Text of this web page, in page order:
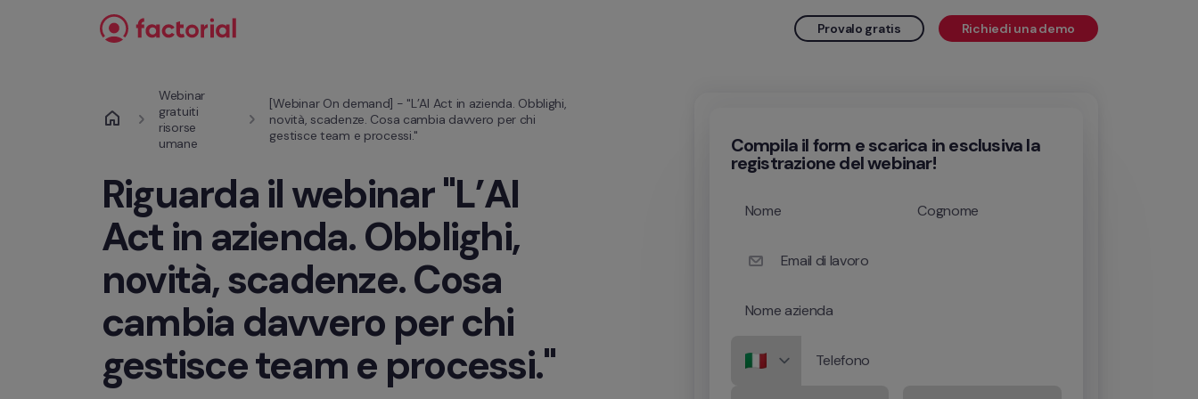
Provalo gratis Richiedi una demo
Webinar
gratuiti
risorse
umane
[Webinar On demand] - "L’AI Act in azienda. Obblighi,
novità, scadenze. Cosa cambia davvero per chi
gestisce team e processi."
Riguarda il webinar "L’AI
Act in azienda. Obblighi,
novità, scadenze. Cosa
cambia davvero per chi
gestisce team e processi."
Compila il form e scarica in esclusiva la
registrazione del webinar!
Nome Cognome
Email di lavoro
Nome azienda
Telefono